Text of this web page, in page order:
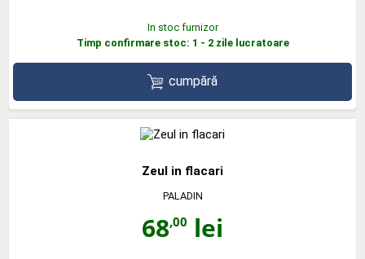
In stoc furnizor
Timp confirmare stoc: 1 - 2 zile lucratoare
cumpără
Zeul in flacari
PALADIN
68,00 lei